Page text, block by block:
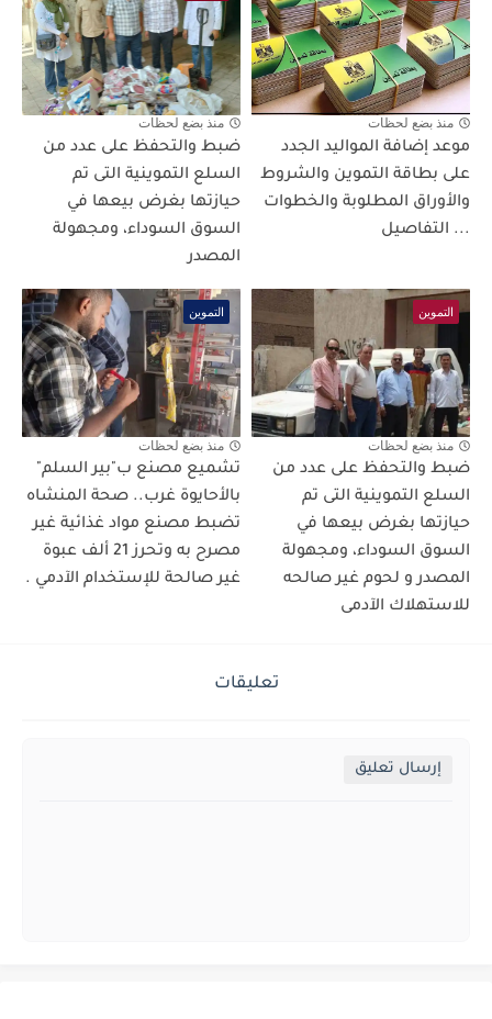
منذ بضع لحظات
موعد إضافة المواليد الجدد
على بطاقة التموين والشروط
والأوراق المطلوبة والخطوات
... التفاصيل
منذ بضع لحظات
ضبط والتحفظ على عدد من
السلع التموينية التى تم
حيازتها بغرض بيعها في
السوق السوداء، ومجهولة
المصدر
التموين
منذ بضع لحظات
ضبط والتحفظ على عدد من
السلع التموينية التى تم
حيازتها بغرض بيعها في
السوق السوداء، ومجهولة
المصدر و لحوم غير صالحه
للاستهلاك الآدمى
التموين
منذ بضع لحظات
تشميع مصنع ب"بير السلم"
بالأحايوة غرب.. صحة المنشاه
تضبط مصنع مواد غذائية غير
مصرح به وتحرز 21 ألف عبوة
غير صالحة للإستخدام الآدمي .
تعليقات
إرسال تعليق